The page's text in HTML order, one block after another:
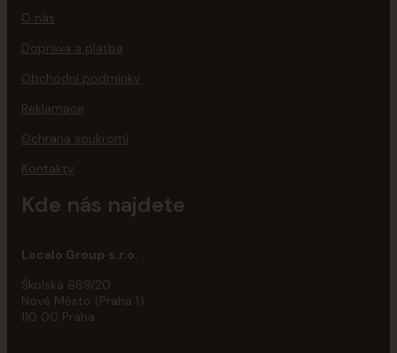
O nás
Doprava a platba
Obchodní podmínky
Reklamace
Ochrana soukromí
Kontakty
Kde nás najdete
Localo Group s.r.o.
Školská 689/20
Nové Město (Praha 1)
110 00 Praha